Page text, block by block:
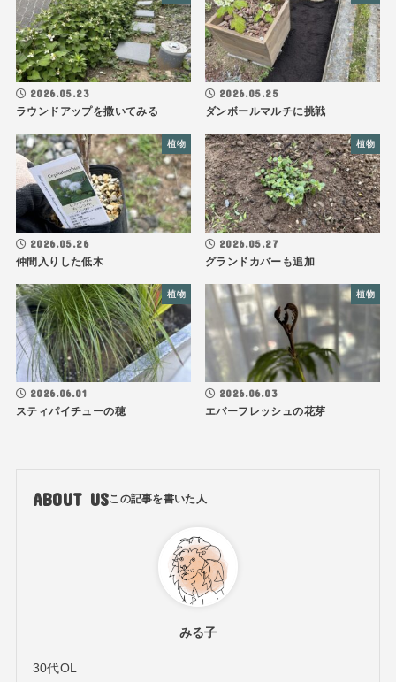
2026.05.23
ラウンドアップを撒いてみる
2026.05.25
ダンボールマルチに挑戦
植物
2026.05.26
仲間入りした低木
植物
2026.05.27
グランドカバーも追加
植物
2026.06.01
スティパイチューの穂
植物
2026.06.03
エバーフレッシュの花芽
ABOUT US
みる子
30代OL